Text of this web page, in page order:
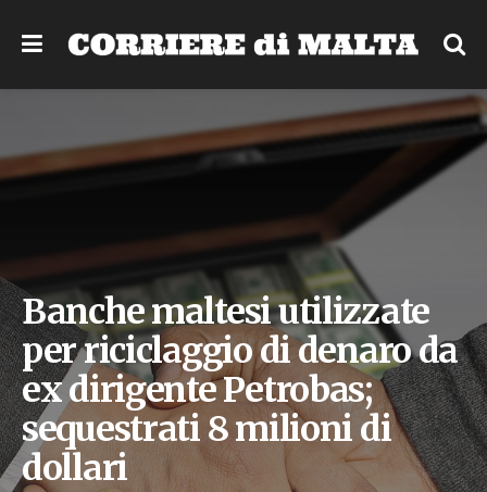
Banche maltesi utilizzate
per riciclaggio di denaro da
ex dirigente Petrobas;
sequestrati 8 milioni di
dollari